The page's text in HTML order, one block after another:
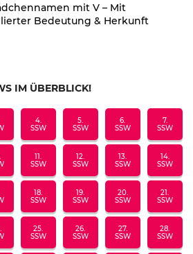
mit V – Mit
Bedeutung & Herkunft
IM ÜBERBLICK!
4.
SSW
5.
SSW
6.
SSW
7.
SSW
11.
SSW
12.
SSW
13.
SSW
14.
SSW
18.
SSW
19.
SSW
20.
SSW
21.
SSW
25.
SSW
26.
SSW
27.
SSW
28.
SSW